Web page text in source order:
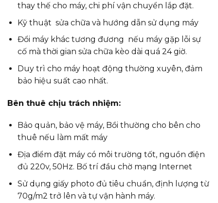
thay thế cho máy, chi phí vận chuyển lắp đặt.
Kỹ thuật sửa chữa và hướng dẫn sử dụng máy
Đổi máy khác tương đương nếu máy gặp lỗi sự
cố mà thời gian sửa chữa kèo dài quá 24 giờ.
Duy trì cho máy hoạt động thường xuyên, đảm
bảo hiệu suất cao nhất.
Bên thuê chịu trách nhiệm:
Bảo quản, bảo vệ máy, Bồi thường cho bên cho
thuê nếu làm mất máy
Địa điểm đặt máy có môi trường tốt, nguồn điện
đủ 220v, 50Hz. Bố trí đầu chờ mạng Internet
Sử dụng giấy photo đủ tiêu chuẩn, định lượng từ
70g/m2 trở lên và tự vận hành máy.